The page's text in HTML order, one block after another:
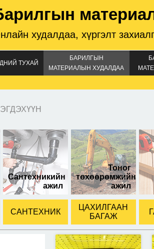
худалдаа, хүргэлт
ТУХАЙ
БАРИЛГЫН
МАТЕРИАЛЫН ХУДАЛДАА
Сантехникийн
ажил
Тоног
төхөөрөмжийн
ажил
САНТЕХНИК
ЦАХИЛГААН
БАГАЖ
Шүршүүрийн ком